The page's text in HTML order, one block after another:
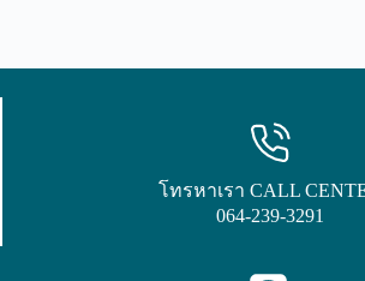
โทรหาเรา CALL
064-239-3291